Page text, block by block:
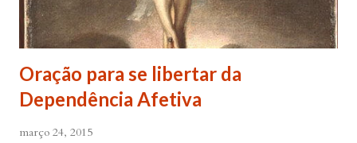
Oração para se libertar da
Dependência Afetiva
março 24, 2015